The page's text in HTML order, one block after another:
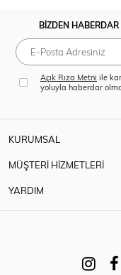
BİZDEN
Açık Rıza Metni ile
yoluyla haberdar
KURUMSAL
MÜŞTERİ HİZMETLERİ
YARDIM